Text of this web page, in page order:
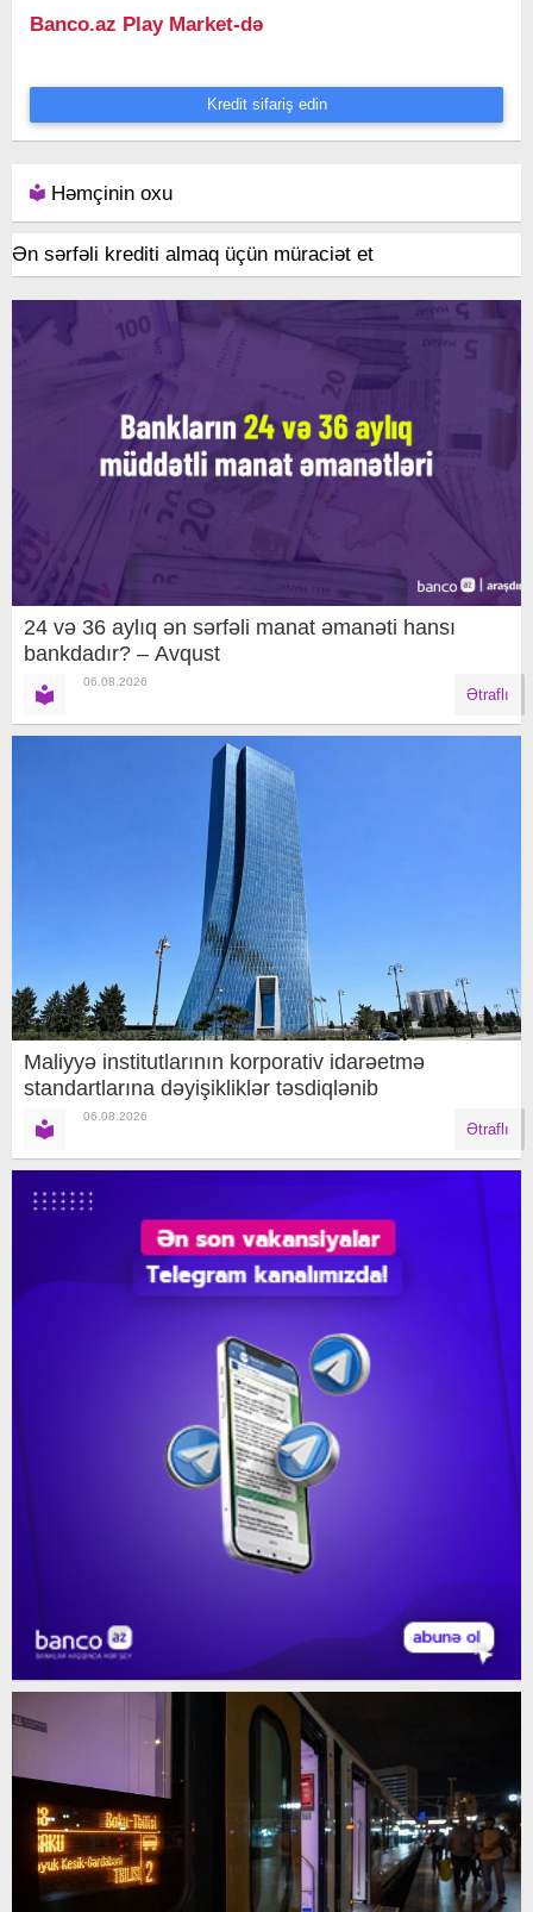
Banco.az Play Market-də
Kredit sifariş edin
Həmçinin oxu
Ən sərfəli krediti almaq üçün müraciət et
24 və 36 aylıq ən sərfəli manat əmanəti hansı
bankdadır? – Avqust
06.08.2026
Ətraflı
Maliyyə institutlarının korporativ idarəetmə
standartlarına dəyişikliklər təsdiqlənib
06.08.2026
Ətraflı